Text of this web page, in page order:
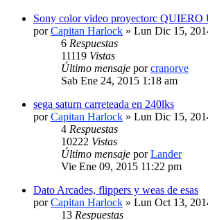
Sony color video proyectorc
porCapitan Harlock » Lun Dic 15,
6 Respuestas
11119 Vistas
Último mensaje porcranorve
Sab Ene 24, 2015 1:18 am
sega saturn carreteada en 240lks
porCapitan Harlock » Lun Dic 15,
4 Respuestas
10222 Vistas
Último mensaje porLander
Vie Ene 09, 2015 11:22 pm
Dato Arcades, flippers y weas de esas
porCapitan Harlock » Lun Oct 13,
13 Respuestas